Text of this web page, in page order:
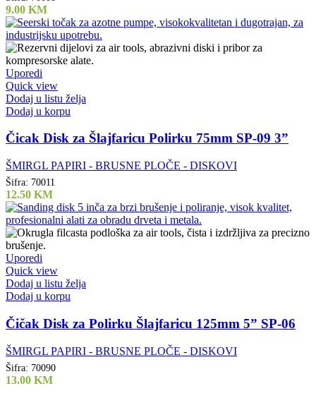
9.00 KM
Uporedi
Quick view
Dodaj u listu želja
Dodaj u korpu
Čicak Disk za Šlajfaricu Polirku 75mm SP-09 3”
ŠMIRGL PAPIRI - BRUSNE PLOČE - DISKOVI
Šifra: 70011
12.50 KM
Uporedi
Quick view
Dodaj u listu želja
Dodaj u korpu
Čičak Disk za Polirku Šlajfaricu 125mm 5” SP-06
ŠMIRGL PAPIRI - BRUSNE PLOČE - DISKOVI
Šifra: 70090
13.00 KM